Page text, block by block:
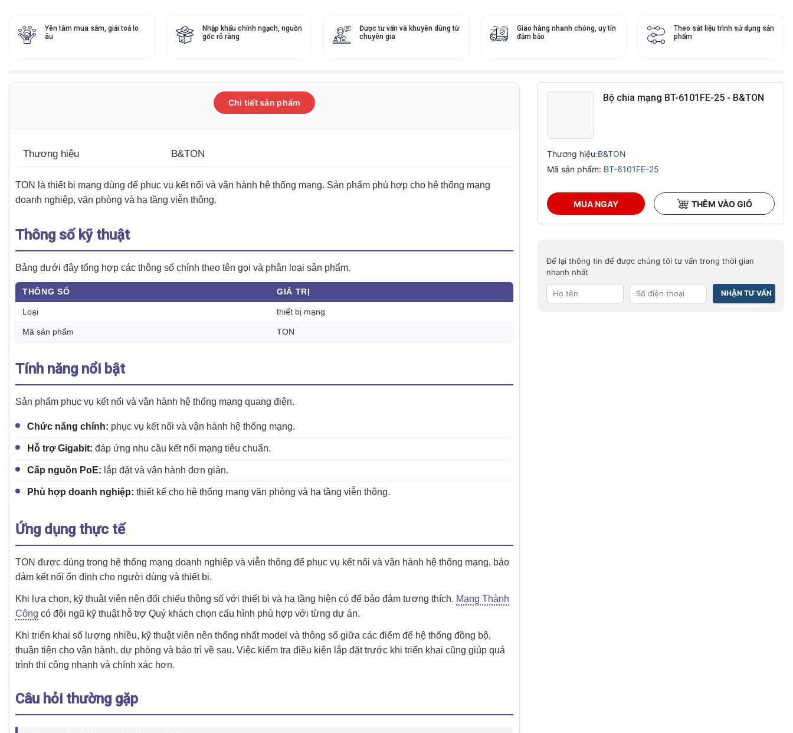
Yên tâm mua sắm, giải toả lo
âu
Nhập khẩu chính ngạch, nguồn
gốc rõ ràng
Được tư vấn và khuyên dùng từ
chuyên gia
Giao hàng nhanh chóng, uy tín
đảm bảo
Theo sát liệu trình sử dụng sản
phẩm
Chi tiết sản phẩm
Thương hiệu B&TON
TON là thiết bị mạng dùng để phục vụ kết nối và vận hành hệ thống mạng. Sản phẩm phù hợp cho hệ thống mạng
doanh nghiệp, văn phòng và hạ tầng viễn thông.
Thông số kỹ thuật
Bảng dưới đây tổng hợp các thông số chính theo tên gọi và phân loại sản phẩm.
THÔNG SỐ GIÁ TRỊ
Loại thiết bị mạng
Mã sản phẩm TON
Tính năng nổi bật
Sản phẩm phục vụ kết nối và vận hành hệ thống mạng quang điện.
Chức năng chính: phục vụ kết nối và vận hành hệ thống mạng.
Hỗ trợ Gigabit: đáp ứng nhu cầu kết nối mạng tiêu chuẩn.
Cấp nguồn PoE: lắp đặt và vận hành đơn giản.
Phù hợp doanh nghiệp: thiết kế cho hệ thống mạng văn phòng và hạ tầng viễn thông.
Ứng dụng thực tế
TON được dùng trong hệ thống mạng doanh nghiệp và viễn thông để phục vụ kết nối và vận hành hệ thống mạng, bảo
đảm kết nối ổn định cho người dùng và thiết bị.
Khi lựa chọn, kỹ thuật viên nên đối chiếu thông số với thiết bị và hạ tầng hiện có để bảo đảm tương thích. Mạng Thành
Công có đội ngũ kỹ thuật hỗ trợ Quý khách chọn cấu hình phù hợp với từng dự án.
Khi triển khai số lượng nhiều, kỹ thuật viên nên thống nhất model và thông số giữa các điểm để hệ thống đồng bộ,
thuận tiện cho vận hành, dự phòng và bảo trì về sau. Việc kiểm tra điều kiện lắp đặt trước khi triển khai cũng giúp quá
trình thi công nhanh và chính xác hơn.
Câu hỏi thường gặp
Bộ chia mạng BT-6101FE-25 - B&TON
Thương hiệu:B&TON
Mã sản phẩm: BT-6101FE-25
MUA NGAY THÊM VÀO GIỎ
Để lại thông tin để được chúng tôi tư vấn trong thời gian
nhanh nhất